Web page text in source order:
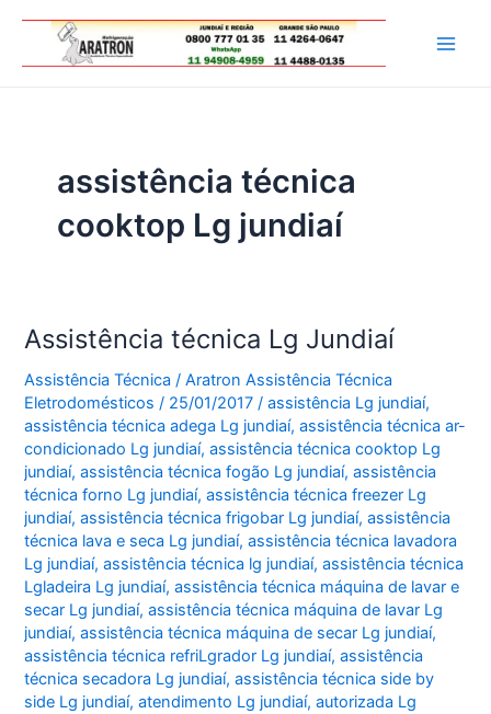
assistência técnica
cooktop Lg jundiaí
Assistência técnica Lg Jundiaí
Assistência Técnica /Aratron Assistência Técnica
Eletrodomésticos/ 25/01/2017/assistência Lg jundiaí,
assistência técnica adega Lg jundiaí,assistência técnica ar-
condicionado Lg jundiaí,assistência técnica cooktop Lg
jundiaí,assistência técnica fogão Lg jundiaí,assistência
técnica forno Lg jundiaí,assistência técnica freezer Lg
jundiaí,assistência técnica frigobar Lg jundiaí,assistência
técnica lava e seca Lg jundiaí,assistência técnica lavadora
Lg jundiaí,assistência técnica lg jundiaí,assistência técnica
Lgladeira Lg jundiaí,assistência técnica máquina de lavar e
secar Lg jundiaí,assistência técnica máquina de lavar Lg
jundiaí,assistência técnica máquina de secar Lg jundiaí,
assistência técnica refriLgrador Lg jundiaí,assistência
técnica secadora Lg jundiaí,assistência técnica side by
side Lg jundiaí,atendimento Lg jundiaí,autorizada Lg